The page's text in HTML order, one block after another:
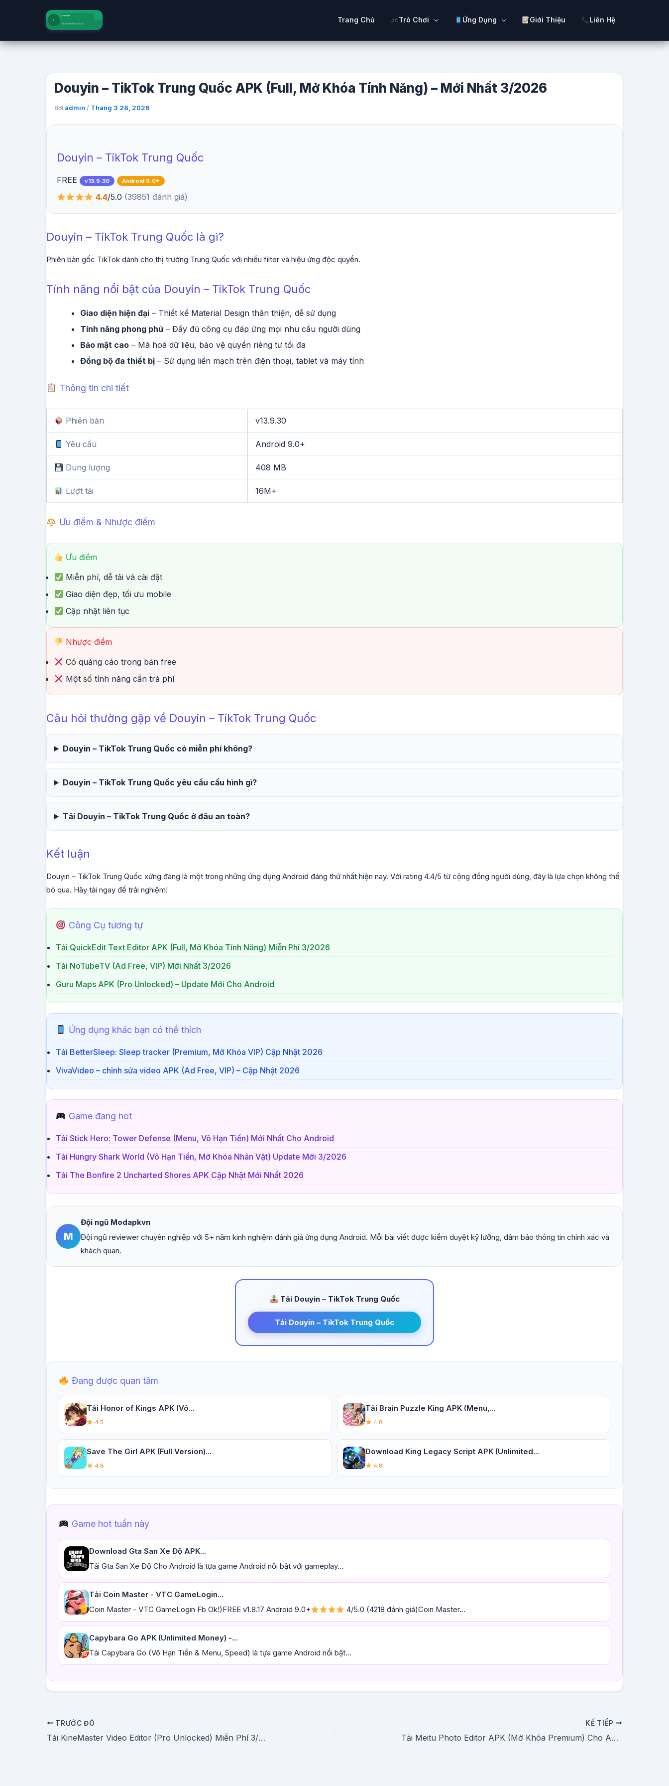
dung
Trang Chủ Trò Chơi Ứng Dụng Giới Thiệu Liên Hệ
Douyin – TikTok Trung Quốc APK (Full, Mở Khóa Tính Năng) – Mới Nhất 3/2026
Bởi admin / Tháng 3 28, 2026
Douyin – TikTok Trung Quốc
FREE v13.9.30 Android 9.0+
4.4/5.0 (39851 đánh giá)
Douyin – TikTok Trung Quốc là gì?
Phiên bản gốc TikTok dành cho thị trường Trung Quốc với nhiều filter và hiệu ứng độc quyền.
Tính năng nổi bật của Douyin – TikTok Trung Quốc
Giao diện hiện đại – Thiết kế Material Design thân thiện, dễ sử dụng
Tính năng phong phú – Đầy đủ công cụ đáp ứng mọi nhu cầu người dùng
Bảo mật cao – Mã hoá dữ liệu, bảo vệ quyền riêng tư tối đa
Đồng bộ đa thiết bị – Sử dụng liền mạch trên điện thoại, tablet và máy tính
Thông tin chi tiết
Phiên bản v13.9.30
Yêu cầu Android 9.0+
Dung lượng 408 MB
Lượt tải 16M+
Ưu điểm & Nhược điểm
Ưu điểm
Miễn phí, dễ tải và cài đặt
Giao diện đẹp, tối ưu mobile
Cập nhật liên tục
Nhược điểm
Có quảng cáo trong bản free
Một số tính năng cần trả phí
Câu hỏi thường gặp về Douyin – TikTok Trung Quốc
Douyin – TikTok Trung Quốc có miễn phí không?
Douyin – TikTok Trung Quốc yêu cầu cấu hình gì?
Tải Douyin – TikTok Trung Quốc ở đâu an toàn?
Kết luận
Douyin – TikTok Trung Quốc xứng đáng là một trong những ứng dụng Android đáng thử nhất hiện nay. Với rating 4.4/5 từ cộng đồng người dùng, đây là lựa chọn không thể
bỏ qua. Hãy tải ngay để trải nghiệm!
Công Cụ tương tự
Tải QuickEdit Text Editor APK (Full, Mở Khóa Tính Năng) Miễn Phí 3/2026
Tải NoTubeTV (Ad Free, VIP) Mới Nhất 3/2026
Guru Maps APK (Pro Unlocked) – Update Mới Cho Android
Ứng dụng khác bạn có thể thích
Tải BetterSleep: Sleep tracker (Premium, Mở Khóa VIP) Cập Nhật 2026
VivaVideo – chỉnh sửa video APK (Ad Free, VIP) – Cập Nhật 2026
Game đang hot
Tải Stick Hero: Tower Defense (Menu, Vô Hạn Tiền) Mới Nhất Cho Android
Tải Hungry Shark World (Vô Hạn Tiền, Mở Khóa Nhân Vật) Update Mới 3/2026
Tải The Bonfire 2 Uncharted Shores APK Cập Nhật Mới Nhất 2026
M
Đội ngũ Modapkvn
Đội ngũ reviewer chuyên nghiệp với 5+ năm kinh nghiệm đánh giá ứng dụng Android. Mỗi bài viết được kiểm duyệt kỹ lưỡng, đảm bảo thông tin chính xác và
khách quan.
Tải Douyin – TikTok Trung Quốc
Tải Douyin – TikTok Trung Quốc
Đang được quan tâm
Tải Honor of Kings APK (Vô...
4.5
Tải Brain Puzzle King APK (Menu,...
4.8
Save The Girl APK (Full Version)...
4.8
Download King Legacy Script APK (Unlimited...
4.8
Game hot tuần này
Download Gta San Xe Độ APK...
Tải Gta San Xe Độ Cho Android là tựa game Android nổi bật với gameplay...
Tải Coin Master - VTC GameLogin...
Coin Master - VTC GameLogin Fb Ok!)FREE v1.8.17 Android 9.0+
4/5.0 (4218 đánh giá)Coin Master...
Capybara Go APK (Unlimited Money) -...
Tải Capybara Go (Vô Hạn Tiền & Menu, Speed) là tựa game Android nổi bật...
TRƯỚC ĐÓ
Tải KineMaster Video Editor (Pro Unlocked) Miễn Phí 3/2026
KẾ TIẾP
Tải Meitu Photo Editor APK (Mở Khóa Premium) Cho Android Miễn Phí